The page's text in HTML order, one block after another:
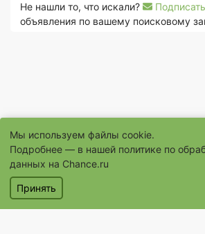
Не нашли то, что искали?
объявления по вашему поисковому
Мы используем файлы cookie.
Подробнее — в нашей политике по
данных на Chance.ru
Принять
© 1996–2026 Сайт бесплатных объявлений
® «Шанс», «chance» являются
знаками